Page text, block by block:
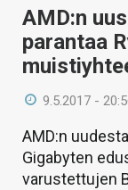
AMD:n
parantaa
9.5.2017 -
AMD:n
Gigabyten
varustettujen